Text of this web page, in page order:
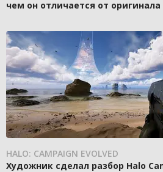
чем он отличается от
HALO: CAMPAIGN EVOLVED
Художник сделал разбор Halo